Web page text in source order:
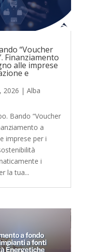
“Voucher
Finanziamento
alle imprese
e
2026 | Alba
Bando “Voucher
a
imprese per i
i
la tua...